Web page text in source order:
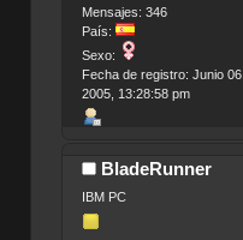
Mensajes: 346
País:
Sexo:
Fecha de registro: Junio 06,
2005, 13:28:58 pm
BladeRunner
IBM PC